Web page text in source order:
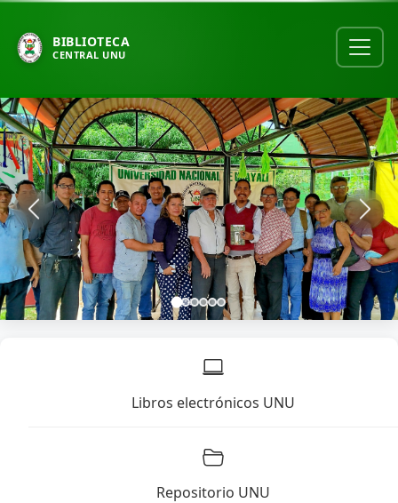
BIBLIOTECA
CENTRAL UNU
Libros electrónicos UNU
Repositorio UNU